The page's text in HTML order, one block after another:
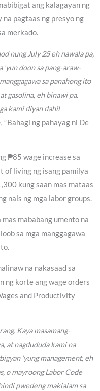
ang kalagayan ng
na pagtaas ng presyo ng
merkado.
nung July 25 eh nawala pa,
‘yun doon sa pang-araw-
sa panahong ito
gasolina, eh binawi pa.
kami diyan dahil
“Bahagi ng pahayag ni De
₱85 wage increase sa
of living ng isang pamilya
kung saan mas mataas
nais ng mga labor groups.
mababang umento na
sa mga manggagawa
na nakasaad sa
ng korte ang wage orders
and Productivity
Kaya masamang-
at nagdududa kami na
‘yung management, eh
o mayroong Labor Code
pwedeng makialam sa